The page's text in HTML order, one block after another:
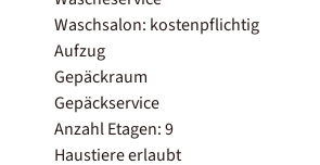
Waschsalon: kostenpflichtig
Aufzug
Gepäckraum
Gepäckservice
Anzahl Etagen: 9
Haustiere erlaubt